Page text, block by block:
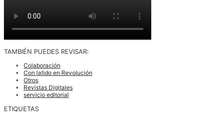
TAMBIÉN PUEDES REVISAR:
Colaboración
Con latido en Revolución
Otros
Revistas Digitales
servicio editorial
ETIQUETAS